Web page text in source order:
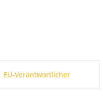
EU-Verantwortlicher